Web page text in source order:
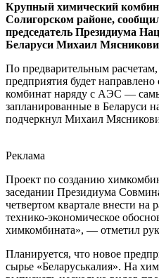
Крупный химический
Солигорском районе,
председатель Президиума
Беларуси Михаил
По предварительным расчетам,
предприятия будет
комбинат наряду с АЭС —
запланированные в Беларуси
подчеркнул Михаил
Реклама
Проект по созданию
заседании Президиума
четвертом квартале внести на
технико-экономическое
химкомбината», — отметил
Планируется, что новое
сырье «Беларуськалия». На